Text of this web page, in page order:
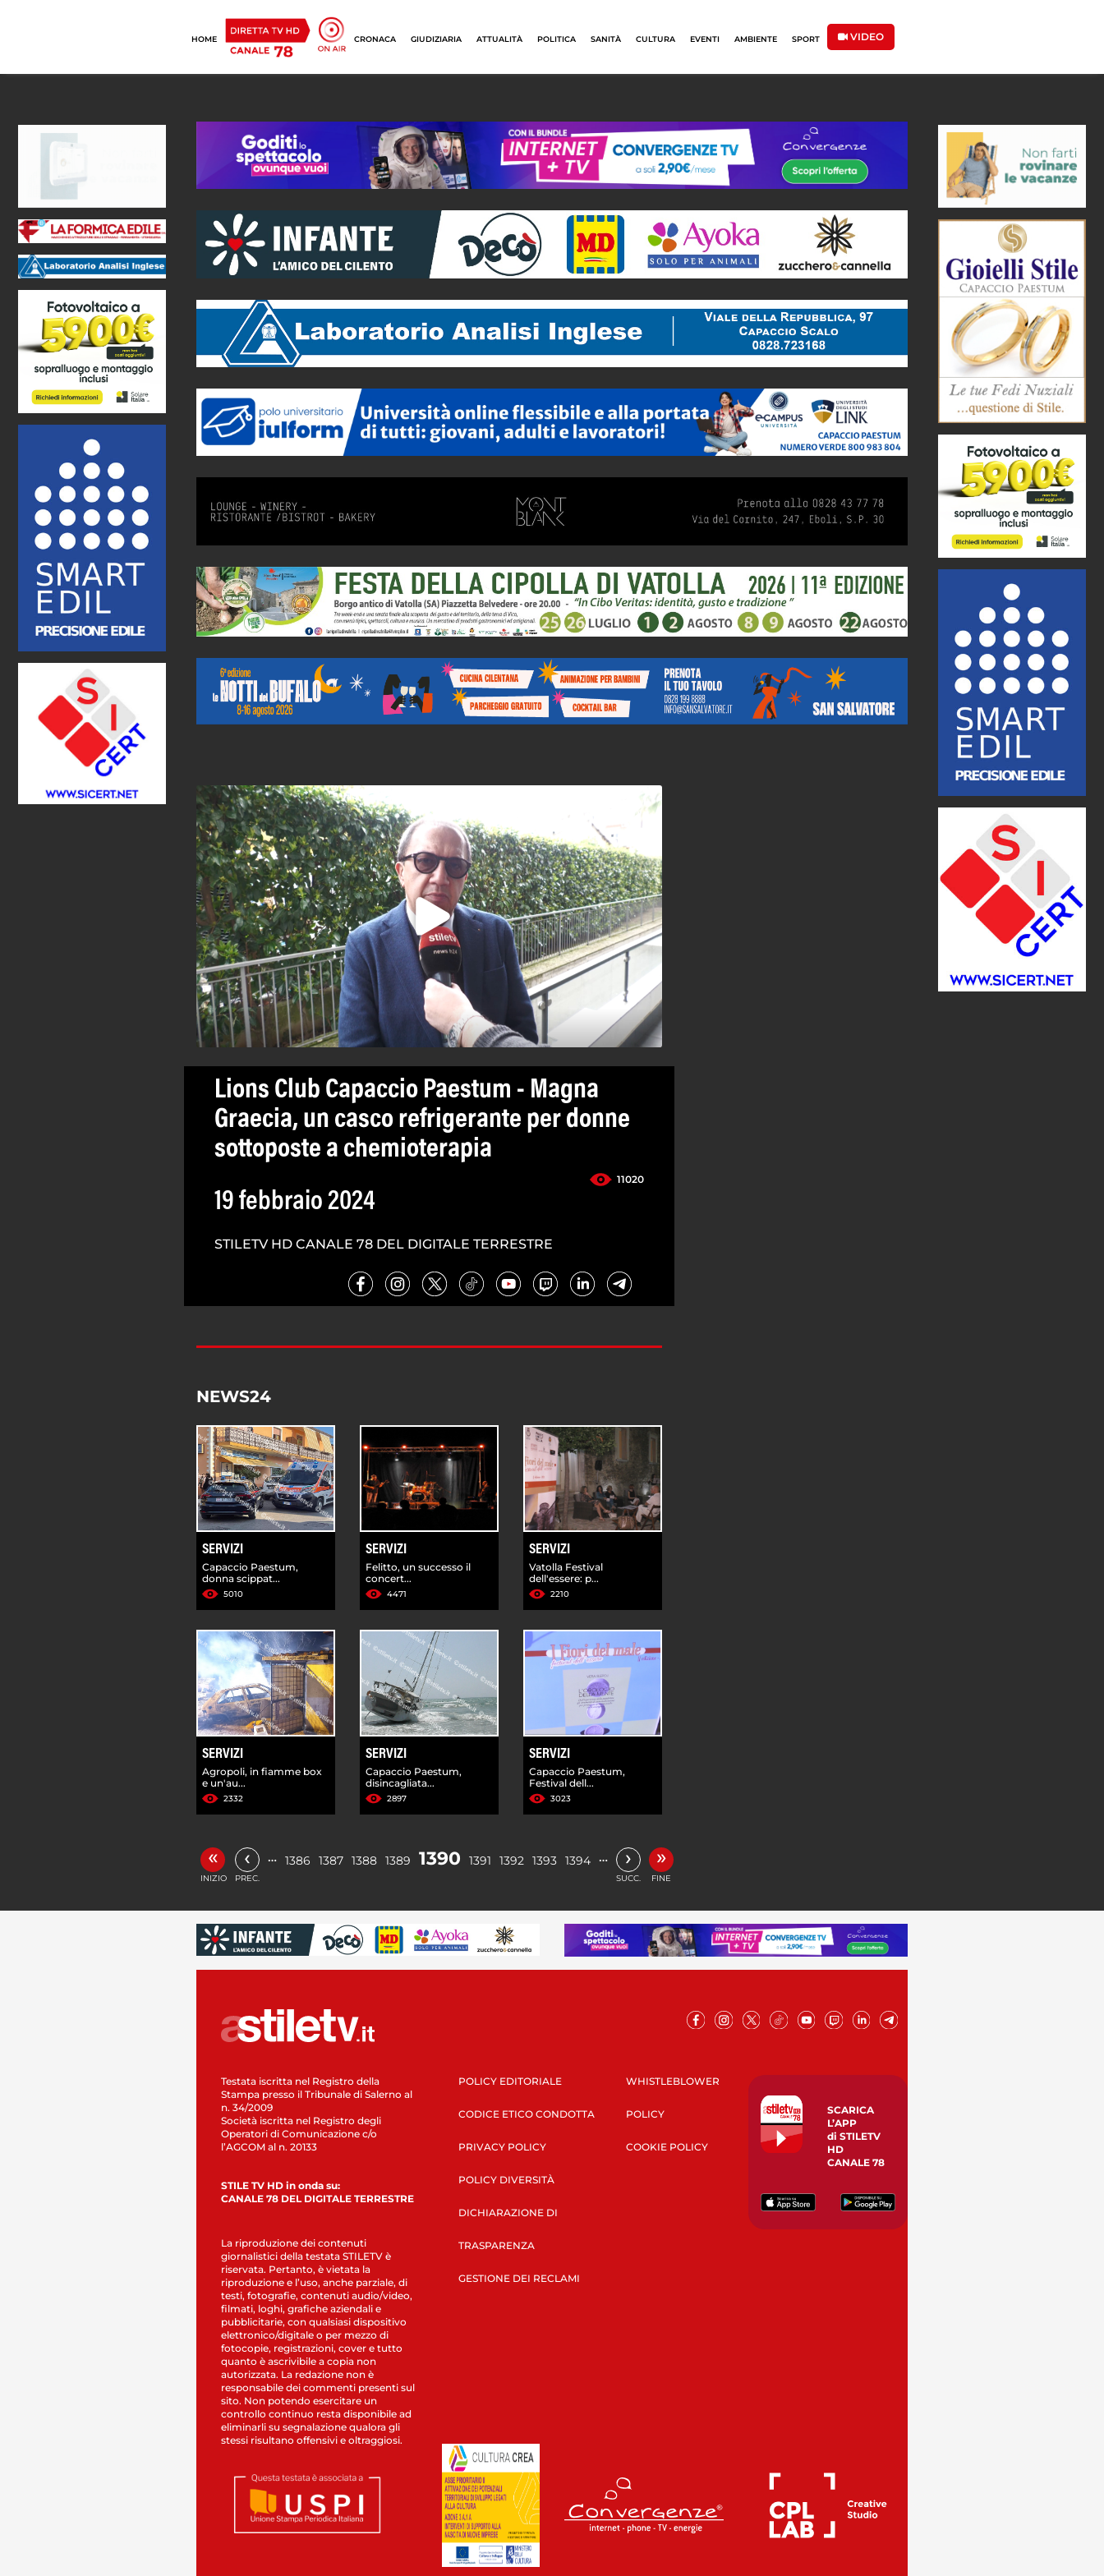
HOME CRONACA GIUDIZIARIA ATTUALITÀ POLITICA SANITÀ CULTURA EVENTI AMBIENTE SPORT VIDEO
Lions Club Capaccio Paestum - Magna
Graecia, un casco refrigerante per donne
sottoposte a chemioterapia
11020
19 febbraio 2024
STILETV HD CANALE 78 DEL DIGITALE TERRESTRE
NEWS24
SERVIZI
Capaccio Paestum,
donna scippat...
5010
SERVIZI
Felitto, un successo il
concert...
4471
SERVIZI
Vatolla Festival
dell'essere: p...
2210
SERVIZI
Agropoli, in fiamme box
e un'au...
2332
SERVIZI
Capaccio Paestum,
disincagliata...
2897
SERVIZI
Capaccio Paestum,
Festival dell...
3023
«
INIZIO
‹
PREC.
… 1386 1387 1388 1389 1390 1391 1392 1393 1394 … ›
SUCC.
»
FINE
Testata iscritta nel Registro della
Stampa presso il Tribunale di Salerno al
n. 34/2009
Società iscritta nel Registro degli
Operatori di Comunicazione c/o
l’AGCOM al n. 20133
STILE TV HD in onda su:
CANALE 78 DEL DIGITALE TERRESTRE
La riproduzione dei contenuti
giornalistici della testata STILETV è
riservata. Pertanto, è vietata la
riproduzione e l’uso, anche parziale, di
testi, fotografie, contenuti audio/video,
filmati, loghi, grafiche aziendali e
pubblicitarie, con qualsiasi dispositivo
elettronico/digitale o per mezzo di
fotocopie, registrazioni, cover e tutto
quanto è ascrivibile a copia non
autorizzata. La redazione non è
responsabile dei commenti presenti sul
sito. Non potendo esercitare un
controllo continuo resta disponibile ad
eliminarli su segnalazione qualora gli
stessi risultano offensivi e oltraggiosi.
POLICY EDITORIALE
CODICE ETICO CONDOTTA
PRIVACY POLICY
POLICY DIVERSITÀ
DICHIARAZIONE DI
TRASPARENZA
GESTIONE DEI RECLAMI
WHISTLEBLOWER
POLICY
COOKIE POLICY
SCARICA
L’APP
di STILETV
HD
CANALE 78